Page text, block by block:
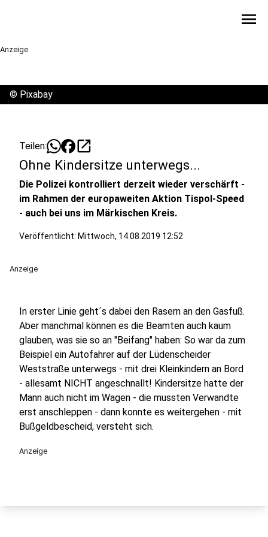
menu
Anzeige
© Pixabay
Teilen: open_in_new
Ohne Kindersitze unterwegs...
Die Polizei kontrolliert derzeit wieder verschärft -
im Rahmen der europaweiten Aktion Tispol-Speed
- auch bei uns im Märkischen Kreis.
Veröffentlicht: Mittwoch, 14.08.2019 12:52
Anzeige
In erster Linie geht´s dabei den Rasern an den Gasfuß.
Aber manchmal können es die Beamten auch kaum
glauben, was sie so an "Beifang" haben: So war da zum
Beispiel ein Autofahrer auf der Lüdenscheider
Weststraße unterwegs - mit drei Kleinkindern an Bord
- allesamt NICHT angeschnallt! Kindersitze hatte der
Mann auch nicht im Wagen - die mussten Verwandte
erst anschleppen - dann konnte es weitergehen - mit
Bußgeldbescheid, versteht sich.
Anzeige